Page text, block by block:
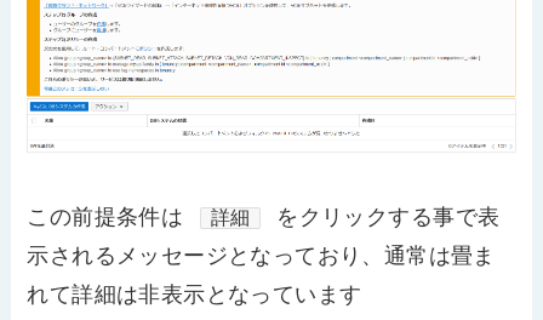
この前提条件は 詳細
をクリックする事で表
示されるメッセージとなっており、通常は畳ま
れて詳細は非表示となっています